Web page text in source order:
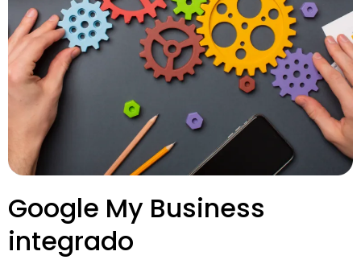
Google My Business
integrado